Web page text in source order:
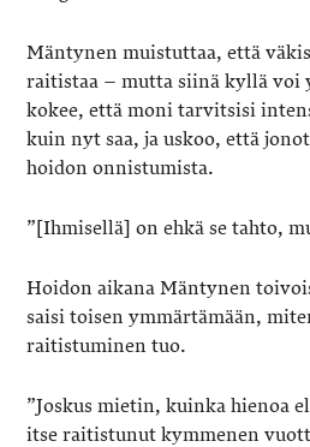
Mäntynen muistuttaa, että
raitistaa – mutta siinä kyllä voi
kokee, että moni tarvitsisi
kuin nyt saa, ja uskoo, että
hoidon onnistumista.
”[Ihmisellä] on ehkä se tahto,
Hoidon aikana Mäntynen
saisi toisen ymmärtämään,
raitistuminen tuo.
”Joskus mietin, kuinka hienoa
itse raitistunut kymmenen